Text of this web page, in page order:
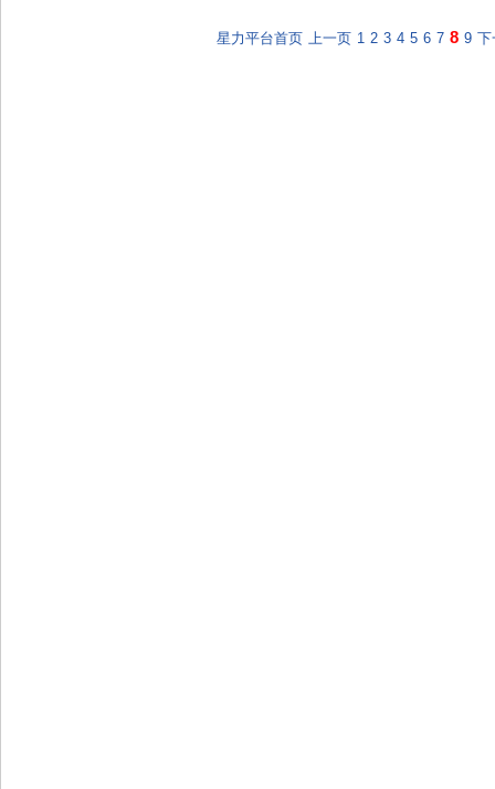
星力平台首页 上一页 1 2 3 4 5 6 7 8 9 下